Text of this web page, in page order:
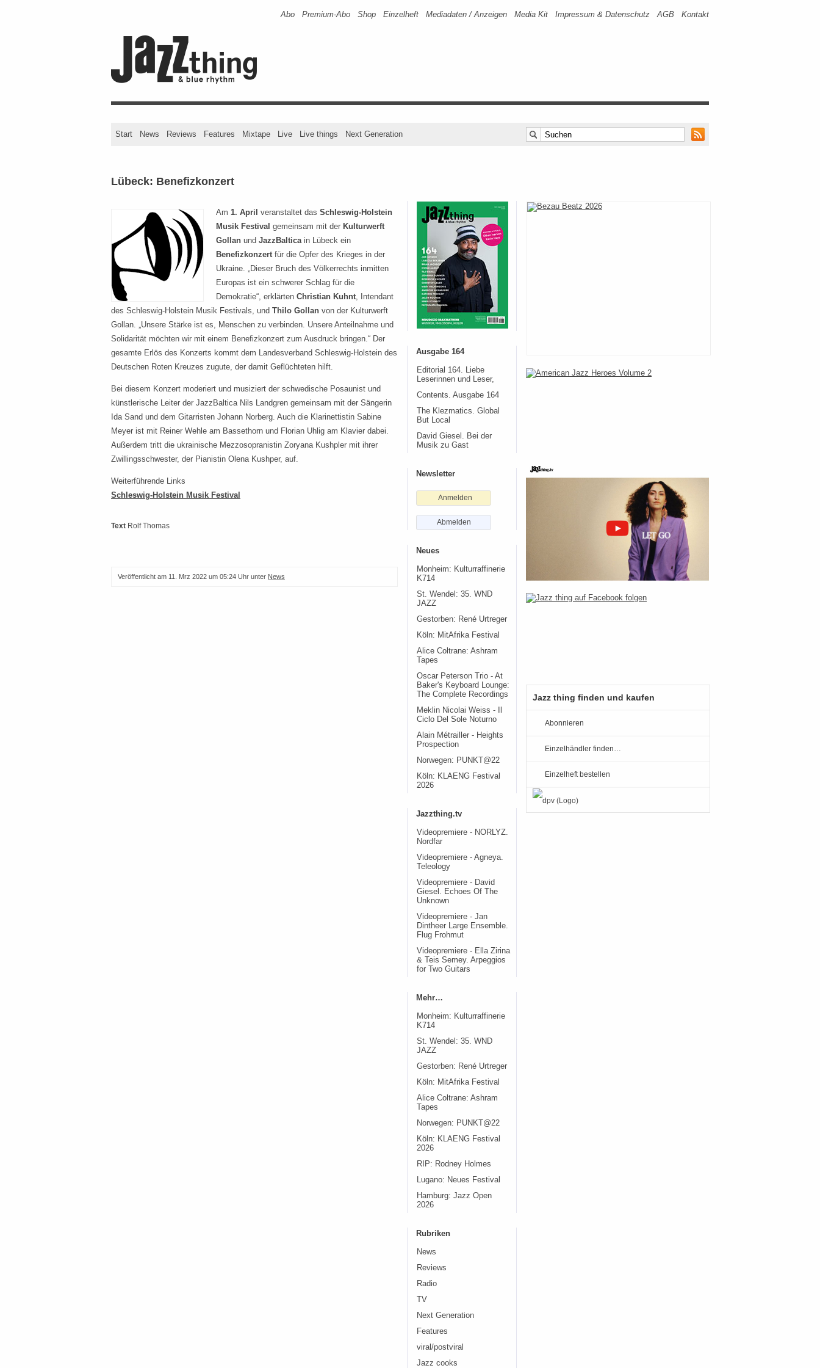
Abo Premium-Abo Shop Einzelheft Mediadaten / Anzeigen Media Kit Impressum & Datenschutz AGB Kontakt
Start News Reviews Features Mixtape Live Live things Next Generation
Lübeck: Benefizkonzert
Am 1. April veranstaltet das Schleswig-Holstein
Musik Festival gemeinsam mit der Kulturwerft
Gollan und JazzBalticain Lübeck ein
Benefizkonzertfür die Opfer des Krieges in der
Ukraine. „Dieser Bruch des Völkerrechts inmitten
Europas ist ein schwerer Schlag für die
Demokratie“, erklärten Christian Kuhnt, Intendant
des Schleswig-Holstein Musik Festivals, und Thilo Gollan von der Kulturwerft
Gollan. „Unsere Stärke ist es, Menschen zu verbinden. Unsere Anteilnahme und
Solidarität möchten wir mit einem Benefizkonzert zum Ausdruck bringen.“ Der
gesamte Erlös des Konzerts kommt dem Landesverband Schleswig-Holstein des
Deutschen Roten Kreuzes zugute, der damit Geflüchteten hilft.
Bei diesem Konzert moderiert und musiziert der schwedische Posaunist und
künstlerische Leiter der JazzBaltica Nils Landgren gemeinsam mit der Sängerin
Ida Sand und dem Gitarristen Johann Norberg. Auch die Klarinettistin Sabine
Meyer ist mit Reiner Wehle am Bassethorn und Florian Uhlig am Klavier dabei.
Außerdem tritt die ukrainische Mezzosopranistin Zoryana Kushpler mit ihrer
Zwillingsschwester, der Pianistin Olena Kushper, auf.
Weiterführende Links
Schleswig-Holstein Musik Festival
Text Rolf Thomas
Veröffentlicht am 11. Mrz 2022 um 05:24 Uhr unter News
Ausgabe 164
Editorial 164. Liebe
Leserinnen und Leser,
Contents. Ausgabe 164
The Klezmatics. Global
But Local
David Giesel. Bei der
Musik zu Gast
Newsletter
Anmelden
Abmelden
Neues
Monheim: Kulturraffinerie
K714
St. Wendel: 35. WND
JAZZ
Gestorben: René Urtreger
Köln: MitAfrika Festival
Alice Coltrane: Ashram
Tapes
Oscar Peterson Trio - At
Baker's Keyboard Lounge:
The Complete Recordings
Meklin Nicolai Weiss - Il
Ciclo Del Sole Noturno
Alain Métrailler - Heights
Prospection
Norwegen: PUNKT@22
Köln: KLAENG Festival
2026
Jazzthing.tv
Videopremiere - NORLYZ.
Nordfar
Videopremiere - Agneya.
Teleology
Videopremiere - David
Giesel. Echoes Of The
Unknown
Videopremiere - Jan
Dintheer Large Ensemble.
Flug Frohmut
Videopremiere - Ella Zirina
& Teis Semey. Arpeggios
for Two Guitars
Mehr…
Monheim: Kulturraffinerie
K714
St. Wendel: 35. WND
JAZZ
Gestorben: René Urtreger
Köln: MitAfrika Festival
Alice Coltrane: Ashram
Tapes
Norwegen: PUNKT@22
Köln: KLAENG Festival
2026
RIP: Rodney Holmes
Lugano: Neues Festival
Hamburg: Jazz Open
2026
Rubriken
News
Reviews
Radio
TV
Next Generation
Features
viral/postviral
Jazz cooks
Jazz thing finden und kaufen
Abonnieren
Einzelhändler finden…
Einzelheft bestellen